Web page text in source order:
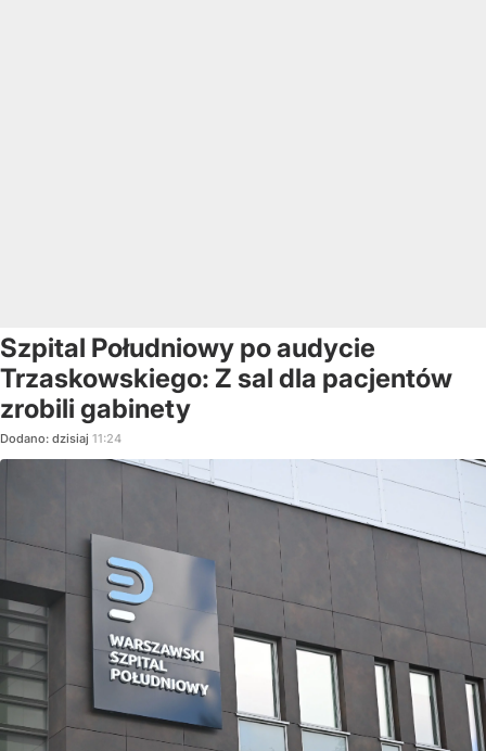
Szpital Południowy po audycie
Trzaskowskiego: Z sal dla pacjentów
zrobili gabinety
Dodano: dzisiaj 11:24